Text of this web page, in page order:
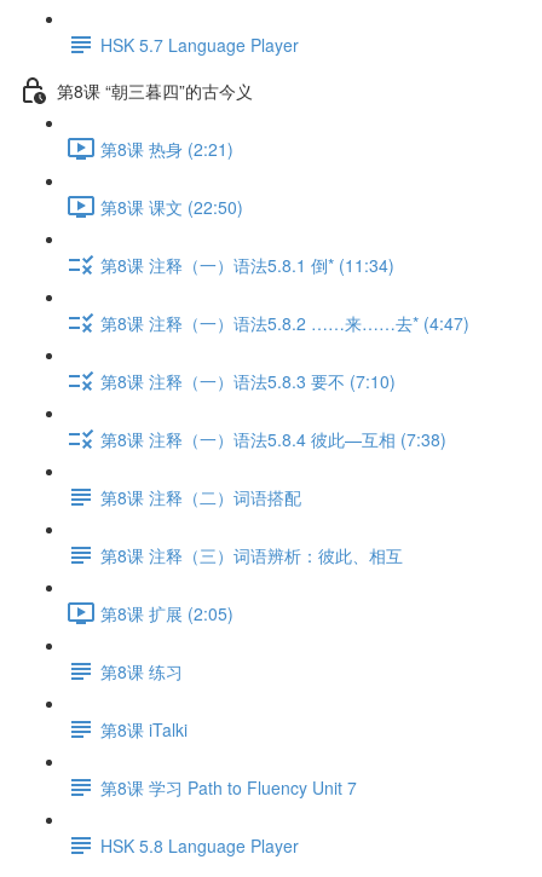
HSK 5.7 Language Player
第8课 “朝三暮四”的古今义
第8课 热身 (2:21)
第8课 课文 (22:50)
第8课 注释（一）语法5.8.1 倒* (11:34)
第8课 注释（一）语法5.8.2 ……来……去* (4:47)
第8课 注释（一）语法5.8.3 要不 (7:10)
第8课 注释（一）语法5.8.4 彼此—互相 (7:38)
第8课 注释（二）词语搭配
第8课 注释（三）词语辨析：彼此、相互
第8课 扩展 (2:05)
第8课 练习
第8课 iTalki
第8课 学习 Path to Fluency Unit 7
HSK 5.8 Language Player